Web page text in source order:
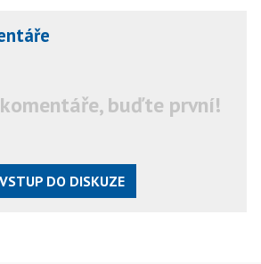
buďte první!
VSTUP DO DISKUZE